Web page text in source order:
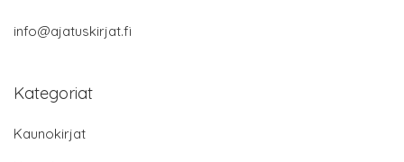
info@ajatuskirjat.fi
Kategoriat
Kaunokirjat